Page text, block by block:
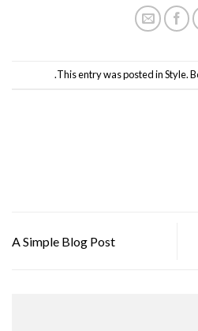
This entry was posted inStyle.
.
A Simple Blog Post